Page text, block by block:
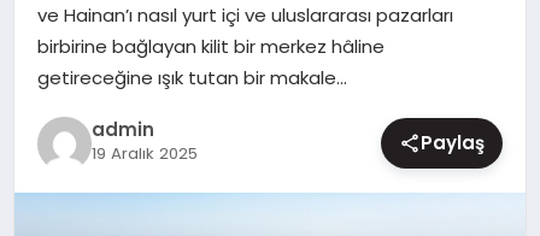
ve Hainan’ı nasıl yurt içi ve uluslararası pazarları
birbirine bağlayan kilit bir merkez hâline
getireceğine ışık tutan bir makale…
admin
19 Aralık 2025 Paylaş